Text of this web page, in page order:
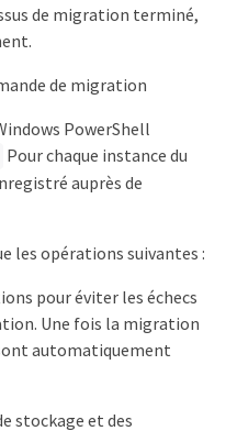
de migration terminé,
de migration
PowerShell
Pour chaque instance du
auprès de
les opérations suivantes :
pour éviter les échecs
Une fois la migration
automatiquement
stockage et des